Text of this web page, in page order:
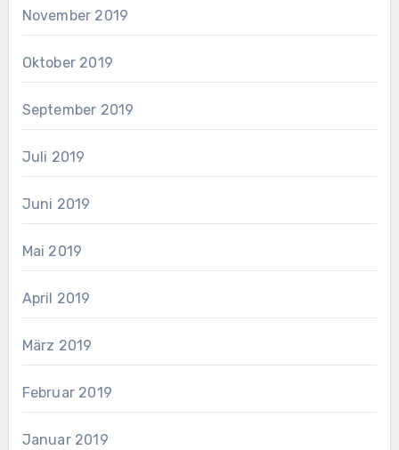
November 2019
Oktober 2019
September 2019
Juli 2019
Juni 2019
Mai 2019
April 2019
März 2019
Februar 2019
Januar 2019